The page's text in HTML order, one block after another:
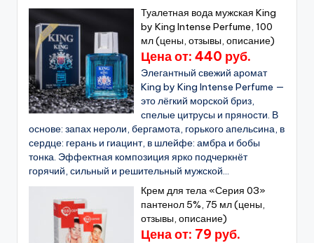
Туалетная вода мужская King
by King Intense Perfume, 100
мл (цены, отзывы, описание)
Цена от: 440 руб.
Элегантный свежий аромат
King by King Intense Perfume —
это лёгкий морской бриз,
спелые цитрусы и пряности. В
основе: запах нероли, бергамота, горького апельсина, в
сердце: герань и гиацинт, в шлейфе: амбра и бобы
тонка. Эффектная композиция ярко подчеркнёт
горячий, сильный и решительный мужской...
Крем для тела «Серия 03»
пантенол 5%, 75 мл (цены,
отзывы, описание)
Цена от: 79 руб.